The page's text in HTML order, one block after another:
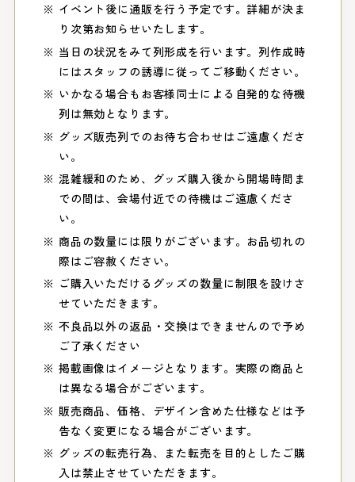
イベント後に通販を行う予定です。詳細が決ま
り次第お知らせいたします。
当日の状況をみて列形成を行います。列作成時
にはスタッフの誘導に従ってご移動ください。
いかなる場合もお客様同士による自発的な待機
列は無効となります。
グッズ販売列でのお待ち合わせはご遠慮くださ
い。
混雑緩和のため、グッズ購入後から開場時間ま
での間は、会場付近での待機はご遠慮くださ
い。
商品の数量には限りがございます。お品切れの
際はご容赦ください。
ご購入いただけるグッズの数量に制限を設けさ
せていただきます。
不良品以外の返品・交換はできませんので予め
ご了承ください
掲載画像はイメージとなります。実際の商品と
は異なる場合がございます。
販売商品、価格、デザイン含めた仕様などは予
告なく変更になる場合がございます。
グッズの転売行為、また転売を目的としたご購
入は禁止させていただきます。